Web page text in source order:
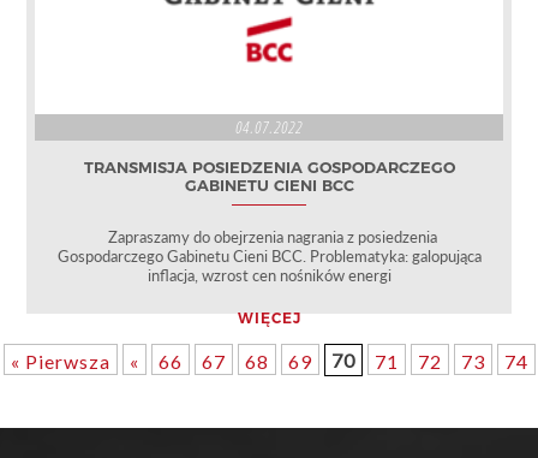
04.07.2022
TRANSMISJA POSIEDZENIA GOSPODARCZEGO
GABINETU CIENI BCC
Zapraszamy do obejrzenia nagrania z posiedzenia
Gospodarczego Gabinetu Cieni BCC. Problematyka: galopująca
inflacja, wzrost cen nośników energi
WIĘCEJ
« Pierwsza « 66 67 68 69 70 71 72 73 74